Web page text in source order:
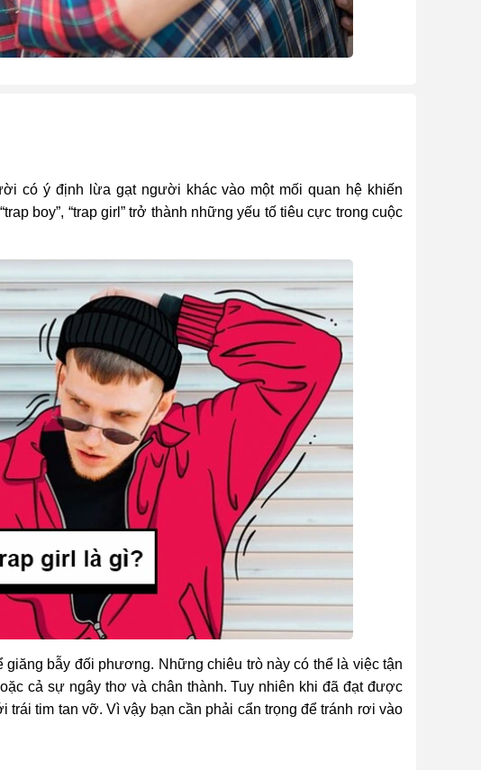
có ý định lừa gạt người khác vào một mối quan hệ khiến
boy”, “trap girl” trở thành những yếu tố tiêu cực trong cuộc
giăng bẫy đối phương. Những chiêu trò này có thể là việc tận
cả sự ngây thơ và chân thành. Tuy nhiên khi đã đạt được
tim tan vỡ. Vì vậy bạn cần phải cẩn trọng để tránh rơi vào